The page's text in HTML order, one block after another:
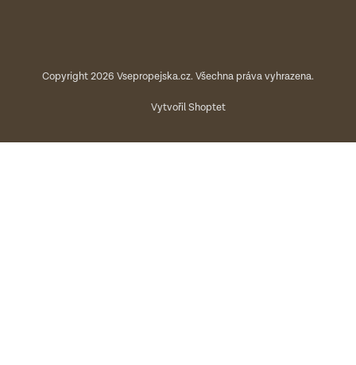
Vytvořil Shoptet
Copyright 2026 Vsepropejska.cz. Všechna práva vyhrazena.